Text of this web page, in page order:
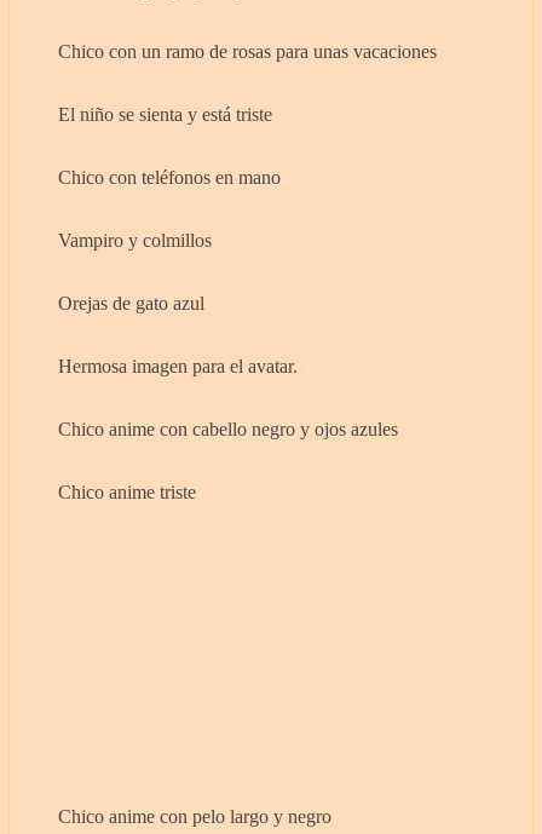
Chico con un ramo de rosas para unas vacaciones
El niño se sienta y está triste
Chico con teléfonos en mano
Vampiro y colmillos
Orejas de gato azul
Hermosa imagen para el avatar.
Chico anime con cabello negro y ojos azules
Chico anime triste
Chico anime con pelo largo y negro